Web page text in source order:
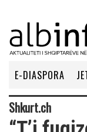
E-DIASPORA
Shkurt.ch